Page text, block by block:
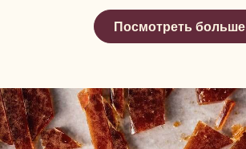
Посмотреть больше